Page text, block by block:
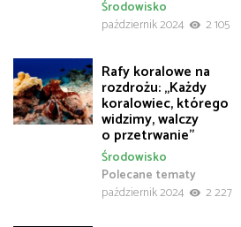
Środowisko
październik 2024
2 105
Rafy koralowe na
rozdrożu: „Każdy
koralowiec, którego
widzimy, walczy
o przetrwanie”
Polecane tematy
Środowisko
październik 2024
2 227